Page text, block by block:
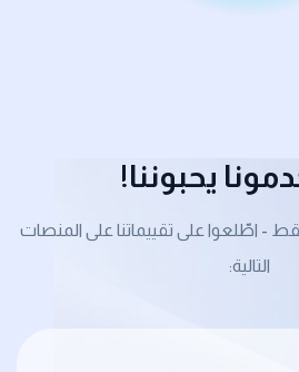
يحبوننا!
- اطّلعوا على تقييماتنا على المنصات
التالية: